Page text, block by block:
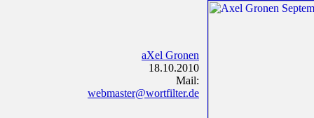
aXel Gronen
18.10.2010
Mail:
webmaster@wortfilter.de